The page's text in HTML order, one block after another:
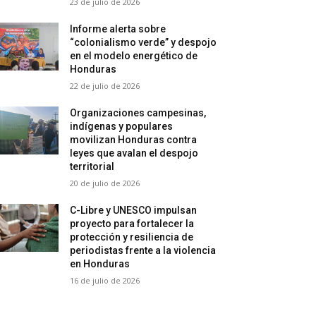
Informe alerta sobre
“colonialismo verde” y despojo
en el modelo energético de
Honduras
22 de julio de 2026
Organizaciones campesinas,
indígenas y populares
movilizan Honduras contra
leyes que avalan el despojo
territorial
20 de julio de 2026
C-Libre y UNESCO impulsan
proyecto para fortalecer la
protección y resiliencia de
periodistas frente a la violencia
en Honduras
16 de julio de 2026